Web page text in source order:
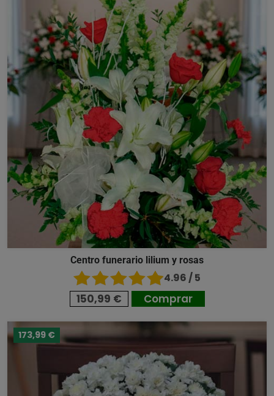
Centro funerario lilium y rosas
4.96 / 5
150,99 € Comprar
173,99 €